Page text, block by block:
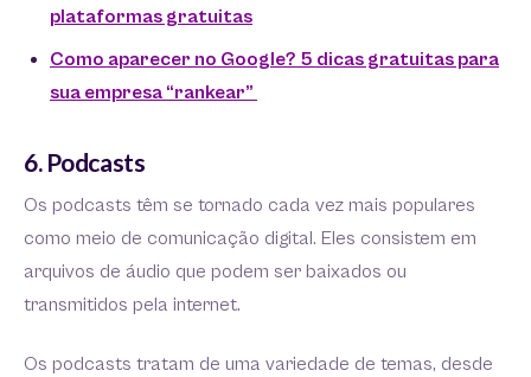
plataformas gratuitas
Como aparecer no Google? 5 dicas gratuitas para
sua empresa “rankear”
6. Podcasts
Os podcasts têm se tornado cada vez mais populares
como meio de comunicação digital. Eles consistem em
arquivos de áudio que podem ser baixados ou
transmitidos pela internet.
Os podcasts tratam de uma variedade de temas, desde